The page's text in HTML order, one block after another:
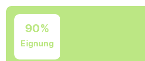
90%
Eignung